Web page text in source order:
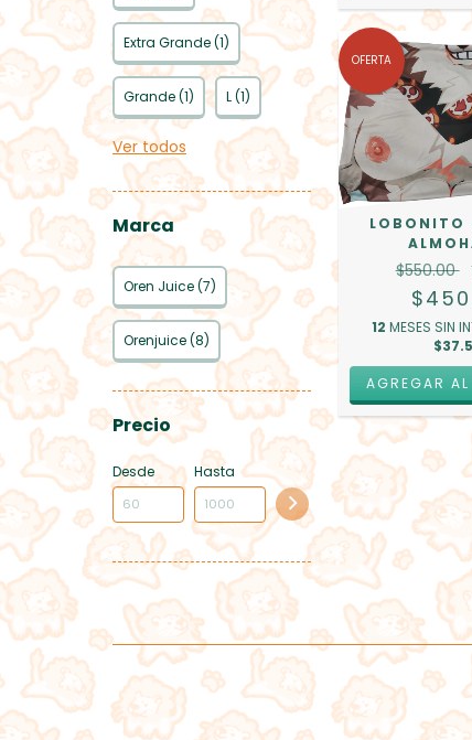
Extra Grande (1)
Grande (1) L (1)
Ver todos
Marca
Oren Juice (7)
Orenjuice (8)
Precio
Desde Hasta
OFERTA
LOBONITO
$550.00
12 MESES SIN